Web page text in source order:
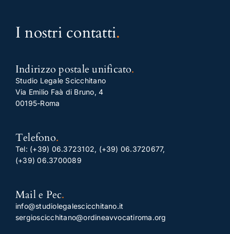
I nostri contatti.
Indirizzo postale unificato.
Studio Legale Scicchitano
Via Emilio Faà di Bruno, 4
00195-Roma
Telefono.
Tel: (+39) 06.3723102, (+39) 06.3720677,
(+39) 06.3700089
Mail e Pec.
info@studiolegalescicchitano.it
sergioscicchitano@ordineavvocatiroma.org